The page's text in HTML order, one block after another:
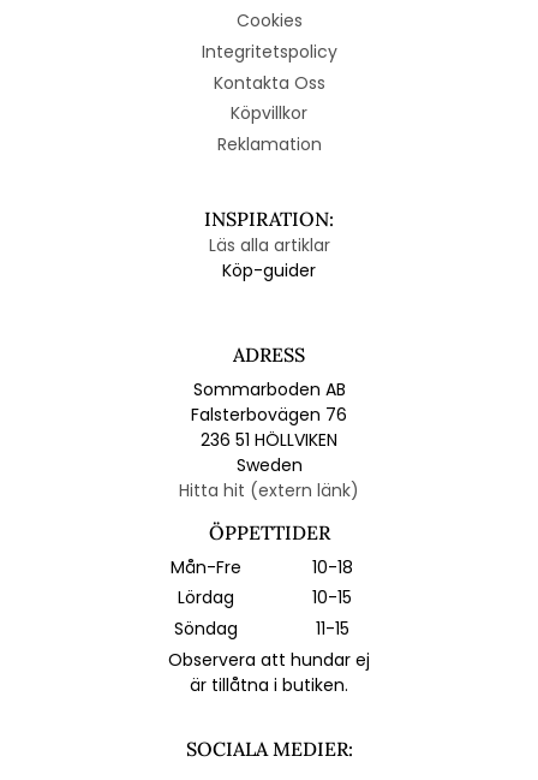
Cookies
Integritetspolicy
Kontakta Oss
Köpvillkor
Reklamation
INSPIRATION:
Läs alla artiklar
Köp-guider
ADRESS
Sommarboden AB
Falsterbovägen 76
236 51 HÖLLVIKEN
Sweden
Hitta hit (extern länk)
ÖPPETTIDER
Mån-Fre
10-18
Lördag
10-15
Söndag
11-15
Observera att hundar ej
är tillåtna i butiken.
SOCIALA MEDIER: